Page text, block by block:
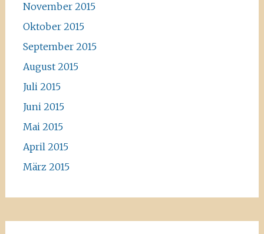
November 2015
Oktober 2015
September 2015
August 2015
Juli 2015
Juni 2015
Mai 2015
April 2015
März 2015